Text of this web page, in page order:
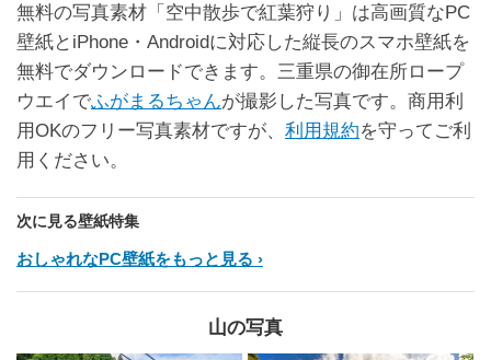
無料の写真素材「空中散歩で紅葉狩り」は高画質なPC
壁紙とiPhone・Androidに対応した縦長のスマホ壁紙を
無料でダウンロードできます。三重県の御在所ロープ
ウエイでふがまるちゃんが撮影した写真です。商用利
用OKのフリー写真素材ですが、 利用規約を守ってご利
用ください。
次に見る壁紙特集
おしゃれなPC壁紙をもっと見る
山の写真